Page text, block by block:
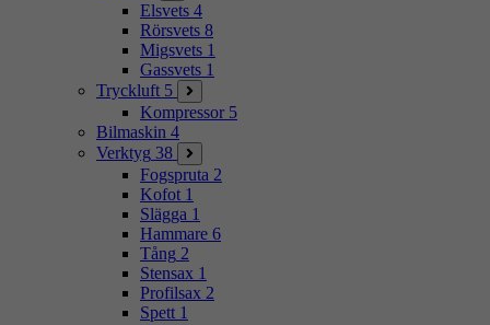
Elsvets 4
Rörsvets 8
Migsvets 1
Gassvets 1
Tryckluft 5
Kompressor 5
Bilmaskin 4
Verktyg 38
Fogspruta 2
Kofot 1
Slägga 1
Hammare 6
Tång 2
Stensax 1
Profilsax 2
Spett 1